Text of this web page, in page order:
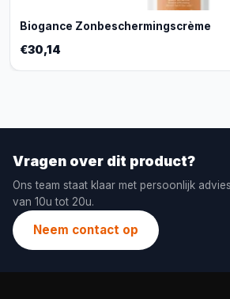
Biogance Zonbeschermingscrème
€30,14
Vragen over dit product?
Ons team staat klaar met persoonlijk
van 10u tot 20u.
Neem contact op